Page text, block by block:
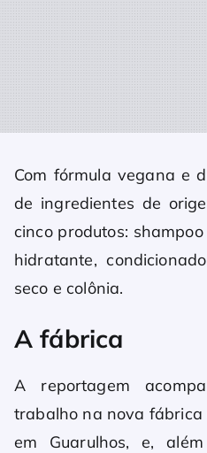
Com fórmula vegana e
de ingredientes de
cinco produtos:
hidratante,
seco e colônia.
A fábrica
A reportagem
trabalho na nova fábrica
em Guarulhos, e,